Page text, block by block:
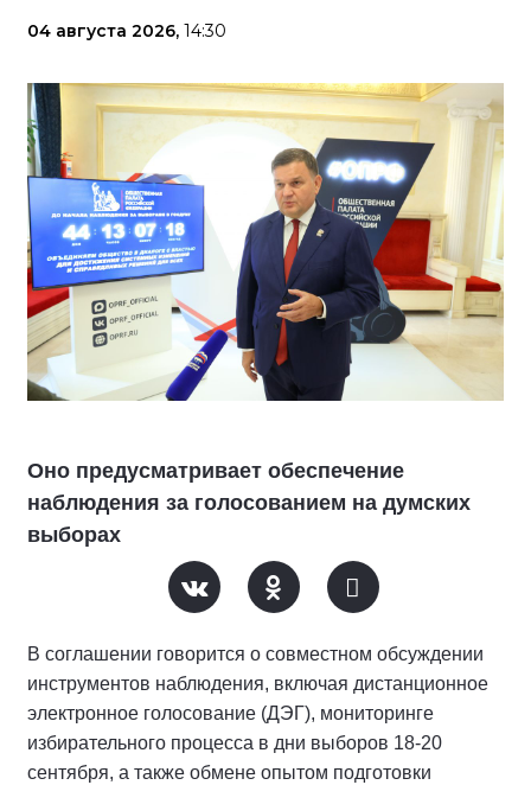
04 августа 2026, 14:30
Оно предусматривает обеспечение
наблюдения за голосованием на думских
выборах
В соглашении говорится о совместном обсуждении
инструментов наблюдения, включая дистанционное
электронное голосование (ДЭГ), мониторинге
избирательного процесса в дни выборов 18-20
сентября, а также обмене опытом подготовки